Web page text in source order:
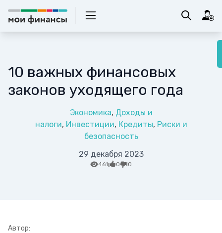
10 важных финансовых
законов уходящего года
Экономика Доходы и
налоги Инвестиции Кредиты Риски и
безопасность
29 декабря 2023
461 0 0
Автор: